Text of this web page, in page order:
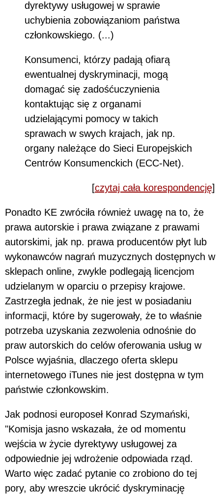
dyrektywy usługowej w sprawie
uchybienia zobowiązaniom państwa
członkowskiego. (...)
Konsumenci, którzy padają ofiarą
ewentualnej dyskryminacji, mogą
domagać się zadośćuczynienia
kontaktując się z organami
udzielającymi pomocy w takich
sprawach w swych krajach, jak np.
organy należące do Sieci Europejskich
Centrów Konsumenckich (ECC-Net).
[czytaj cała korespondencję]
Ponadto KE zwróciła również uwagę na to, że
prawa autorskie i prawa związane z prawami
autorskimi, jak np. prawa producentów płyt lub
wykonawców nagrań muzycznych dostępnych w
sklepach online, zwykle podlegają licencjom
udzielanym w oparciu o przepisy krajowe.
Zastrzegła jednak, że nie jest w posiadaniu
informacji, które by sugerowały, że to właśnie
potrzeba uzyskania zezwolenia odnośnie do
praw autorskich do celów oferowania usług w
Polsce wyjaśnia, dlaczego oferta sklepu
internetowego iTunes nie jest dostępna w tym
państwie członkowskim.
Jak podnosi europoseł Konrad Szymański,
"Komisja jasno wskazała, że od momentu
wejścia w życie dyrektywy usługowej za
odpowiednie jej wdrożenie odpowiada rząd.
Warto więc zadać pytanie co zrobiono do tej
pory, aby wreszcie ukrócić dyskryminację